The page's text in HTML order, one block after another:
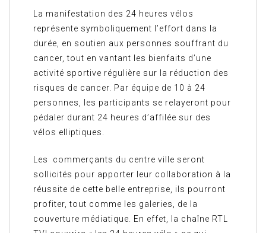
La manifestation des 24 heures vélos
représente symboliquement l’effort dans la
durée, en soutien aux personnes souffrant du
cancer, tout en vantant les bienfaits d’une
activité sportive régulière sur la réduction des
risques de cancer. Par équipe de 10 à 24
personnes, les participants se relayeront pour
pédaler durant 24 heures d’affilée sur des
vélos elliptiques.
Les commerçants du centre ville seront
sollicités pour apporter leur collaboration à la
réussite de cette belle entreprise, ils pourront
profiter, tout comme les galeries, de la
couverture médiatique. En effet, la chaîne RTL